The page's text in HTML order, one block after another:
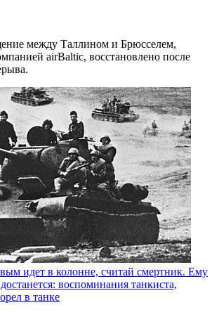
между Таллином и Брюсселем,
airBaltic, восстановлено после
идет в колонне, считай смертник. Ему
воспоминания танкиста,
в танке